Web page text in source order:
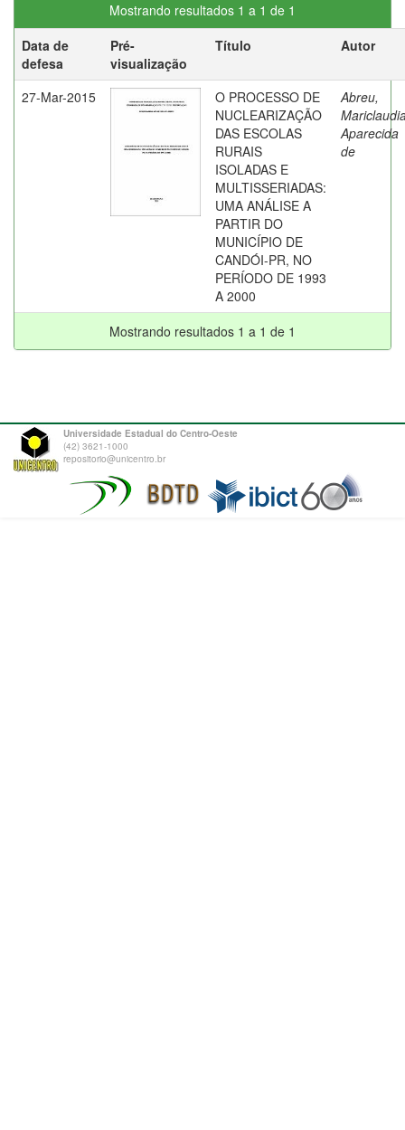
Mostrando resultados 1 a 1 de 1
Data de
defesa
Pré-
visualização
Título Autor
27-Mar-2015
O PROCESSO DE
NUCLEARIZAÇÃO
DAS ESCOLAS
RURAIS
ISOLADAS E
MULTISSERIADAS:
UMA ANÁLISE A
PARTIR DO
MUNICÍPIO DE
CANDÓI-PR, NO
PERÍODO DE 1993
A 2000
Abreu,
Aparecida
de
Mostrando resultados 1 a 1 de 1
Universidade Estadual do Centro-Oeste
(42) 3621-1000
repositorio@unicentro.br